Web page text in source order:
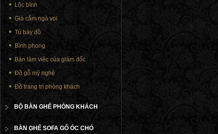
Lộc bình
Giá cắm ngà voi
Tủ bày đồ
Bình phong
Bàn làm việc của giám đốc
Đồ gỗ mỹ nghệ
Đồ trang trí phòng khách
BỘ BÀN GHẾ PHÒNG KHÁCH
BÀN GHẾ SOFA GỖ ÓC CHÓ